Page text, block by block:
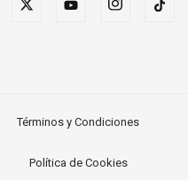
Términos y Condiciones
Política de Cookies